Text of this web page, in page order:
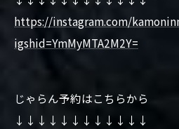
https://instagram.com/
igshid=YmMyMTA2M2Y=
じゃらん予約はこちらから
↓↓↓↓↓↓↓↓↓↓↓↓